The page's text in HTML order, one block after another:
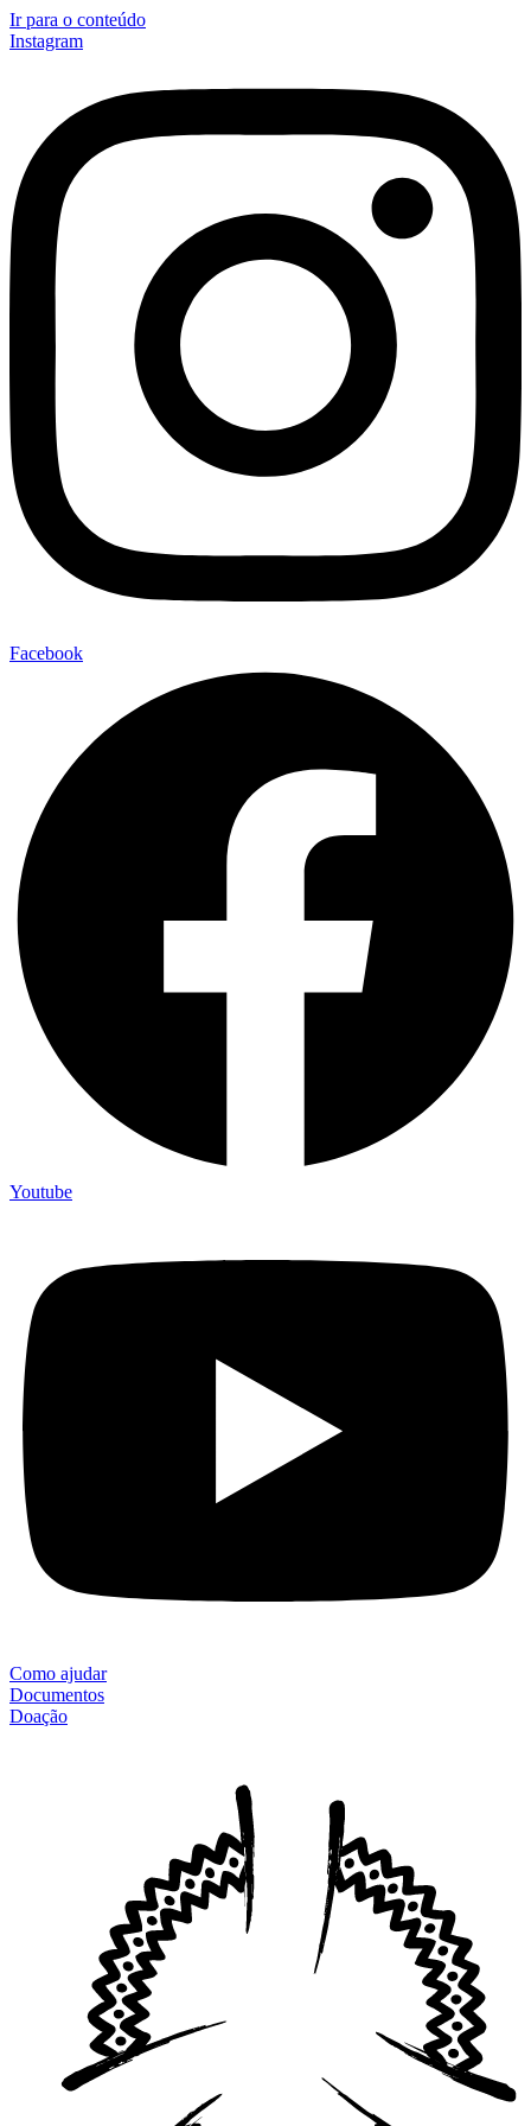
Ir para o conteúdo
Instagram
Facebook
Youtube
Como ajudar
Documentos
Doação